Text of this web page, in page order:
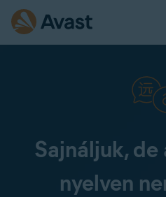
Sajnáljuk,
nyelven